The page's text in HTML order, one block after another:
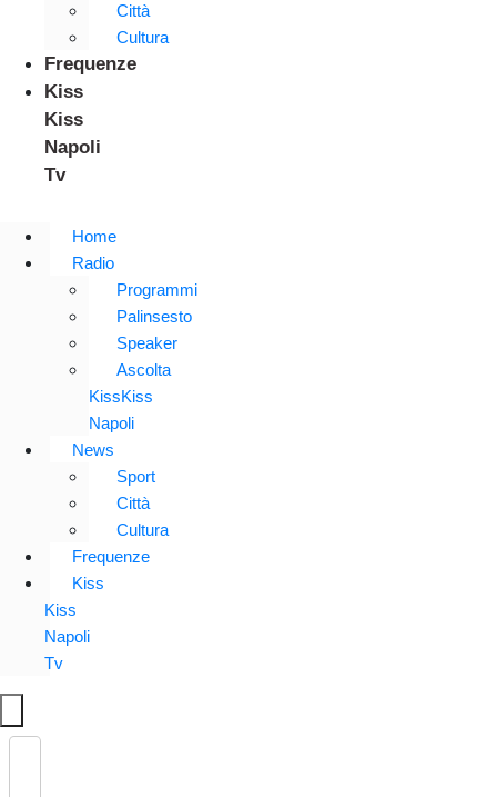
Città
Cultura
Frequenze
Kiss
Kiss
Napoli
Tv
Home
Radio
Programmi
Palinsesto
Speaker
Ascolta
KissKiss
Napoli
News
Sport
Città
Cultura
Frequenze
Kiss
Kiss
Napoli
Tv